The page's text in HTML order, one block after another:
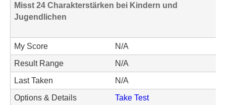
Misst 24 Charakterstärken bei Kindern und
Jugendlichen
My Score
N/A
Result Range
N/A
Last Taken
N/A
Options & Details
Take Test